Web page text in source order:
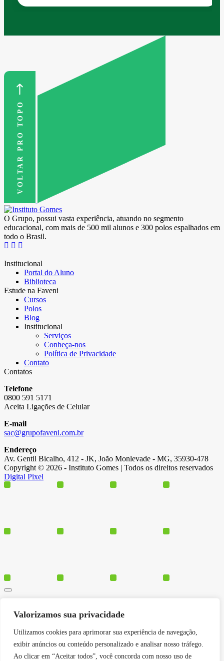
Valorizamos sua privacidade
Utilizamos cookies para aprimorar sua experiência de navegação,
exibir anúncios ou conteúdo personalizado e analisar nosso tráfego.
Ao clicar em “Aceitar todos”, você concorda com nosso uso de
VOLTAR PRO TOPO
O Grupo, possui vasta experiência, atuando no segmento
educacional, com mais de 500 mil alunos e 300 polos espalhados em
todo o Brasil.
Institucional
Portal do Aluno
Biblioteca
Estude na Faveni
Cursos
Polos
Blog
Institucional
Serviços
Conheça-nos
Política de Privacidade
Contato
Contatos
Telefone
0800 591 5171
Aceita Ligações de Celular
E-mail
sac@grupofaveni.com.br
Endereço
Av. Gentil Bicalho, 412 - JK, João Monlevade - MG, 35930-478
Copyright © 2026 - Instituto Gomes | Todos os direitos reservados
Digital Pixel
Polos
Institucional